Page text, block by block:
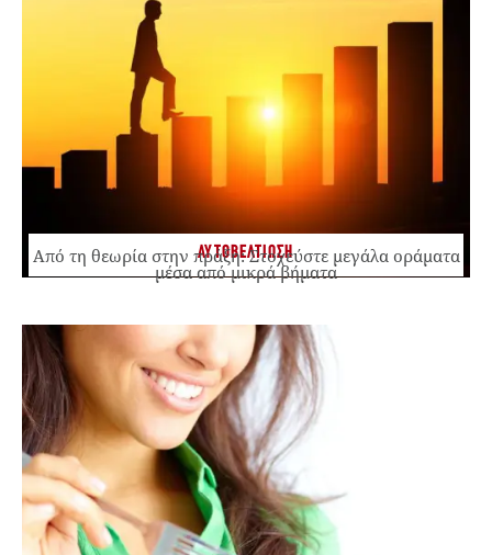
ΑΥΤΟΒΕΛΤΙΩΣΗ
Από τη θεωρία στην πράξη: Στοχεύστε μεγάλα οράματα
μέσα από μικρά βήματα